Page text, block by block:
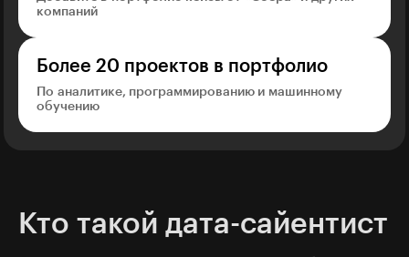
компаний
Более 20 проектов в портфолио
По аналитике, программированию и машинному
обучению
Кто такой дата-сайентист